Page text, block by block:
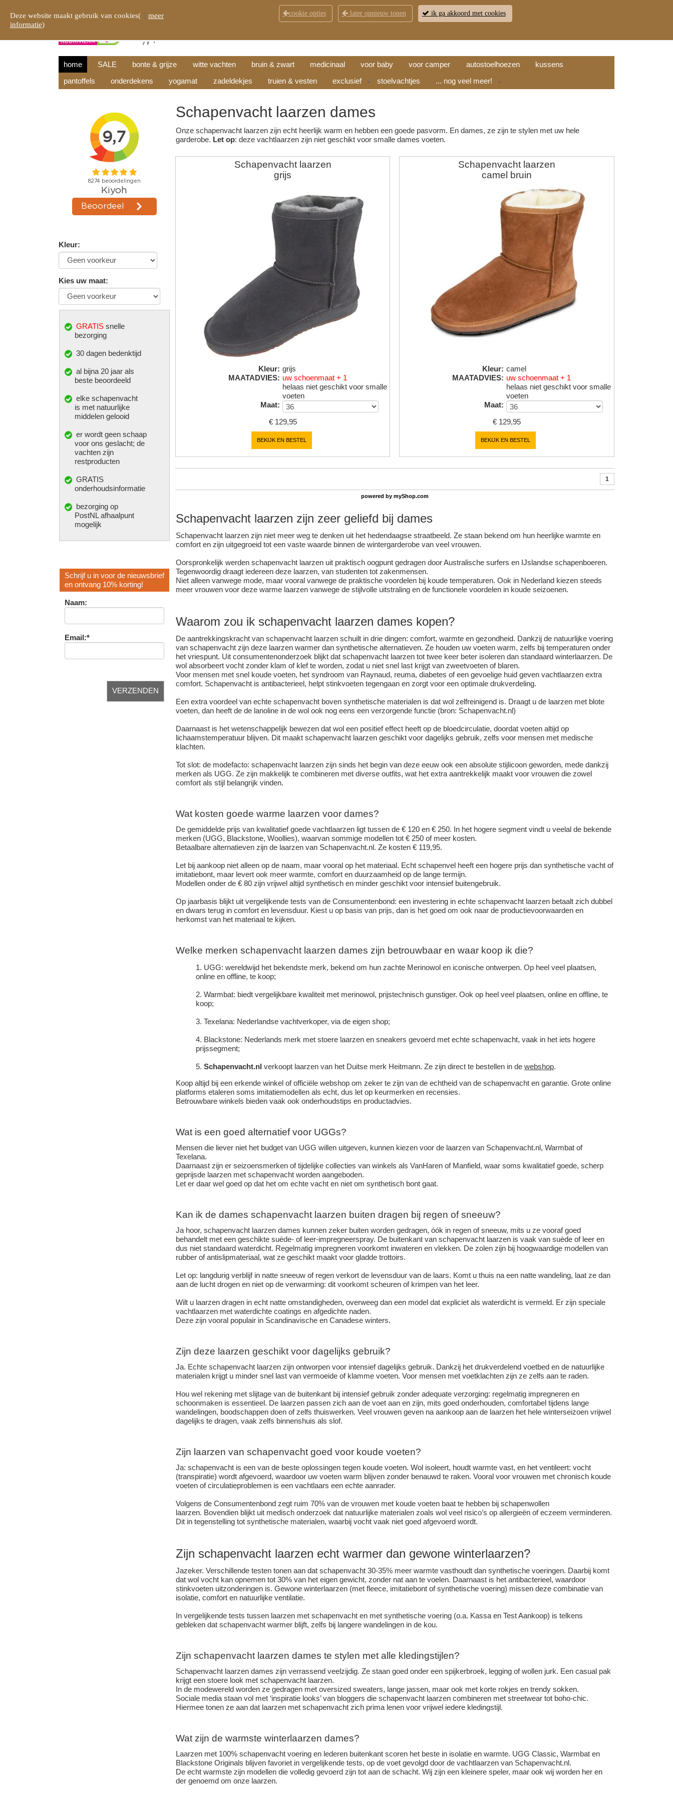
KLANTENSERVICE CONTACT OPENINGSTIJDEN RETOUR WINKELWAGEN (
home SALE bonte & grijze witte vachten bruin & zwart medicinaal voor baby voor camper autostoelhoezen
kussens
pantoffels
onderdekens yogamat zadeldekjes truien & vesten exclusief ▼ stoelvachtjes ... nog veel meer! ▼
Kleur:
Kies uw maat:
GRATIS snelle
bezorging
30 dagen bedenktijd
al bijna 20 jaar als
beste beoordeeld
elke schapenvacht
is met natuurlijke
middelen gelooid
er wordt geen schaap
voor ons geslacht; de
vachten zijn
restproducten
GRATIS
onderhoudsinformatie
bezorging op
PostNL afhaalpunt
mogelijk
Schrijf u in voor de nieuwsbrief
en ontvang 10% korting!
Naam:
Email:*
Schapenvacht laarzen dames
Onze schapenvacht laarzen zijn echt heerlijk warm en hebben een goede pasvorm. En dames, ze zijn te stylen met uw hele
garderobe. Let op: deze vachtlaarzen zijn niet geschikt voor smalle dames voeten.
Schapenvacht laarzen
grijs
Kleur: grijs
MAATADVIES: uw schoenmaat + 1
helaas niet geschikt voor smalle
voeten
Maat:
€ 129,95
BEKIJK EN BESTEL
Schapenvacht laarzen
camel bruin
Kleur: camel
MAATADVIES: uw schoenmaat + 1
helaas niet geschikt voor smalle
voeten
Maat:
€ 129,95
BEKIJK EN BESTEL
1
powered bymyShop.com
Schapenvacht laarzen zijn zeer geliefd bij dames
Schapenvacht laarzen zijn niet meer weg te denken uit het hedendaagse straatbeeld. Ze staan bekend om hun heerlijke warmte en
comfort en zijn uitgegroeid tot een vaste waarde binnen de wintergarderobe van veel vrouwen.
Oorspronkelijk werden schapenvacht laarzen uit praktisch oogpunt gedragen door Australische surfers en IJslandse schapenboeren.
Tegenwoordig draagt iedereen deze laarzen, van studenten tot zakenmensen.
Niet alleen vanwege mode, maar vooral vanwege de praktische voordelen bij koude temperaturen. Ook in Nederland kiezen steeds
meer vrouwen voor deze warme laarzen vanwege de stijlvolle uitstraling en de functionele voordelen in koude seizoenen.
Waarom zou ik schapenvacht laarzen dames kopen?
De aantrekkingskracht van schapenvacht laarzen schuilt in drie dingen: comfort, warmte en gezondheid. Dankzij de natuurlijke voering
van schapenvacht zijn deze laarzen warmer dan synthetische alternatieven. Ze houden uw voeten warm, zelfs bij temperaturen onder
het vriespunt. Uit consumentenonderzoek blijkt dat schapenvacht laarzen tot twee keer beter isoleren dan standaard winterlaarzen. De
wol absorbeert vocht zonder klam of klef te worden, zodat u niet snel last krijgt van zweetvoeten of blaren.
Voor mensen met snel koude voeten, het syndroom van Raynaud, reuma, diabetes of een gevoelige huid geven vachtlaarzen extra
comfort. Schapenvacht is antibacterieel, helpt stinkvoeten tegengaan en zorgt voor een optimale drukverdeling.
Een extra voordeel van echte schapenvacht boven synthetische materialen is dat wol zelfreinigend is. Draagt u de laarzen met blote
voeten, dan heeft de de lanoline in de wol ook nog eens een verzorgende functie (bron: Schapenvacht.nl)
Daarnaast is het wetenschappelijk bewezen dat wol een positief effect heeft op de bloedcirculatie, doordat voeten altijd op
lichaamstemperatuur blijven. Dit maakt schapenvacht laarzen geschikt voor dagelijks gebruik, zelfs voor mensen met medische
klachten.
Tot slot: de modefacto: schapenvacht laarzen zijn sinds het begin van deze eeuw ook een absolute stijlicoon geworden, mede dankzij
merken als UGG. Ze zijn makkelijk te combineren met diverse outfits, wat het extra aantrekkelijk maakt voor vrouwen die zowel
comfort als stijl belangrijk vinden.
Wat kosten goede warme laarzen voor dames?
De gemiddelde prijs van kwalitatief goede vachtlaarzen ligt tussen de € 120 en € 250. In het hogere segment vindt u veelal de bekende
merken (UGG, Blackstone, Woollies), waarvan sommige modellen tot € 250 of meer kosten.
Betaalbare alternatieven zijn de laarzen van Schapenvacht.nl. Ze kosten € 119,95.
Let bij aankoop niet alleen op de naam, maar vooral op het materiaal. Echt schapenvel heeft een hogere prijs dan synthetische vacht of
imitatiebont, maar levert ook meer warmte, comfort en duurzaamheid op de lange termijn.
Modellen onder de € 80 zijn vrijwel altijd synthetisch en minder geschikt voor intensief buitengebruik.
Op jaarbasis blijkt uit vergelijkende tests van de Consumentenbond: een investering in echte schapenvacht laarzen betaalt zich dubbel
en dwars terug in comfort en levensduur. Kiest u op basis van prijs, dan is het goed om ook naar de productievoorwaarden en
herkomst van het materiaal te kijken.
Welke merken schapenvacht laarzen dames zijn betrouwbaar en waar koop ik die?
UGG: wereldwijd het bekendste merk, bekend om hun zachte Merinowol en iconische ontwerpen. Op heel veel plaatsen,
online en offline, te koop;
Warmbat: biedt vergelijkbare kwaliteit met merinowol, prijstechnisch gunstiger. Ook op heel veel plaatsen, online en offline, te
koop;
Texelana: Nederlandse vachtverkoper, via de eigen shop;
Blackstone: Nederlands merk met stoere laarzen en sneakers gevoerd met echte schapenvacht, vaak in het iets hogere
prijssegment;
Schapenvacht.nlverkoopt laarzen van het Duitse merk Heitmann. Ze zijn direct te bestellen in dewebshop.
Koop altijd bij een erkende winkel of officiële webshop om zeker te zijn van de echtheid van de schapenvacht en garantie. Grote online
platforms etaleren soms imitatiemodellen als echt, dus let op keurmerken en recensies.
Betrouwbare winkels bieden vaak ook onderhoudstips en productadvies.
Wat is een goed alternatief voor UGGs?
Mensen die liever niet het budget van UGG willen uitgeven, kunnen kiezen voor de laarzen van Schapenvacht.nl, Warmbat of
Texelana.
Daarnaast zijn er seizoensmerken of tijdelijke collecties van winkels als VanHaren of Manfield, waar soms kwalitatief goede, scherp
geprijsde laarzen met schapenvacht worden aangeboden.
Let er daar wel goed op dat het om echte vacht en niet om synthetisch bont gaat.
Kan ik de dames schapenvacht laarzen buiten dragen bij regen of sneeuw?
Ja hoor, schapenvacht laarzen dames kunnen zeker buiten worden gedragen, óók in regen of sneeuw, mits u ze vooraf goed
behandelt met een geschikte suède- of leer-impregneerspray. De buitenkant van schapenvacht laarzen is vaak van suède of leer en
dus niet standaard waterdicht. Regelmatig impregneren voorkomt inwateren en vlekken. De zolen zijn bij hoogwaardige modellen van
rubber of antislipmateriaal, wat ze geschikt maakt voor gladde trottoirs.
Let op: langdurig verblijf in natte sneeuw of regen verkort de levensduur van de laars. Komt u thuis na een natte wandeling, laat ze dan
aan de lucht drogen en niet op de verwarming: dit voorkomt scheuren of krimpen van het leer.
Wilt u laarzen dragen in echt natte omstandigheden, overweeg dan een model dat expliciet als waterdicht is vermeld. Er zijn speciale
vachtlaarzen met waterdichte coatings en afgedichte naden.
Deze zijn vooral populair in Scandinavische en Canadese winters.
Zijn deze laarzen geschikt voor dagelijks gebruik?
Ja. Echte schapenvacht laarzen zijn ontworpen voor intensief dagelijks gebruik. Dankzij het drukverdelend voetbed en de natuurlijke
materialen krijgt u minder snel last van vermoeide of klamme voeten. Voor mensen met voetklachten zijn ze zelfs aan te raden.
Hou wel rekening met slijtage van de buitenkant bij intensief gebruik zonder adequate verzorging: regelmatig impregneren en
schoonmaken is essentieel. De laarzen passen zich aan de voet aan en zijn, mits goed onderhouden, comfortabel tijdens lange
wandelingen, boodschappen doen of zelfs thuiswerken. Veel vrouwen geven na aankoop aan de laarzen het hele winterseizoen vrijwel
dagelijks te dragen, vaak zelfs binnenshuis als slof.
Zijn laarzen van schapenvacht goed voor koude voeten?
Ja: schapenvacht is een van de beste oplossingen tegen koude voeten. Wol isoleert, houdt warmte vast, en het ventileert: vocht
(transpiratie) wordt afgevoerd, waardoor uw voeten warm blijven zonder benauwd te raken. Vooral voor vrouwen met chronisch koude
voeten of circulatieproblemen is een vachtlaars een echte aanrader.
Volgens de Consumentenbond zegt ruim 70% van de vrouwen met koude voeten baat te hebben bij schapenwollen
laarzen. Bovendien blijkt uit medisch onderzoek dat natuurlijke materialen zoals wol veel risico’s op allergieën of eczeem verminderen.
Dit in tegenstelling tot synthetische materialen, waarbij vocht vaak niet goed afgevoerd wordt.
Zijn schapenvacht laarzen echt warmer dan gewone winterlaarzen?
Jazeker. Verschillende testen tonen aan dat schapenvacht 30-35% meer warmte vasthoudt dan synthetische voeringen. Daarbij komt
dat wol vocht kan opnemen tot 30% van het eigen gewicht, zonder nat aan te voelen. Daarnaast is het antibacterieel, waardoor
stinkvoeten uitzonderingen is. Gewone winterlaarzen (met fleece, imitatiebont of synthetische voering) missen deze combinatie van
isolatie, comfort en natuurlijke ventilatie.
In vergelijkende tests tussen laarzen met schapenvacht en met synthetische voering (o.a. Kassa en Test Aankoop) is telkens
gebleken dat schapenvacht warmer blijft, zelfs bij langere wandelingen in de kou.
Zijn schapenvacht laarzen dames te stylen met alle kledingstijlen?
Schapenvacht laarzen dames zijn verrassend veelzijdig. Ze staan goed onder een spijkerbroek, legging of wollen jurk. Een casual pak
krijgt een stoere look met schapenvacht laarzen.
In de modewereld worden ze gedragen met oversized sweaters, lange jassen, maar ook met korte rokjes en trendy sokken.
Sociale media staan vol met ‘inspiratie looks’ van bloggers die schapenvacht laarzen combineren met streetwear tot boho-chic.
Hiermee tonen ze aan dat laarzen met schapenvacht zich prima lenen voor vrijwel iedere kledingstijl.
Wat zijn de warmste winterlaarzen dames?
Laarzen met 100% schapenvacht voering en lederen buitenkant scoren het beste in isolatie en warmte. UGG Classic, Warmbat en
Blackstone Originals blijven favoriet in vergelijkende tests, op de voet gevolgd door de vachtlaarzen van Schapenvacht.nl.
De echt warmste zijn modellen die volledig gevoerd zijn tot aan de schacht. Wij zijn een kleinere speler, maar ook wij worden her en
der genoemd om onze laarzen.
Deze website maakt gebruik van cookies(
meer
informatie)
cookie opties later opnieuw tonen ik ga akkoord met cookies